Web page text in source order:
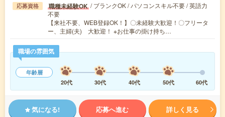
応募資格 職種未経験OK / ブランクOK / パソコンスキル不要 / 英語力
不要
【来社不要、WEB登録OK！】〇未経験大歓迎！〇フリータ
ー、主婦(夫) 大歓迎！ ※お仕事の掛け持ち…
職場の雰囲気
年齢層
20代
30代 40代 50代 60代
気になる! 応募へ進む 詳しく見る